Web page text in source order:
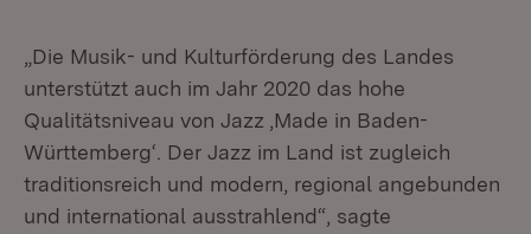
„Die Musik- und Kulturförderung des Landes
unterstützt auch im Jahr 2020 das hohe
Qualitätsniveau von Jazz ‚Made in Baden-
Württemberg‘. Der Jazz im Land ist zugleich
traditionsreich und modern, regional angebunden
und international ausstrahlend“, sagte